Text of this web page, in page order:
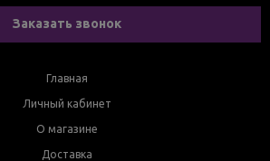
Заказать звонок
Главная
Личный кабинет
О магазине
Доставка